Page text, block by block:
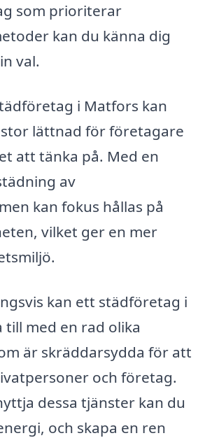
som prioriterar
kan du känna dig
val.
i Matfors kan
stor lättnad för företagare
att tänka på. Med en
av
kan fokus hållas på
vilket ger en mer
kan ett städföretag i
till med en rad olika
är skräddarsydda för att
och företag.
dessa tjänster kan du
och skapa en ren